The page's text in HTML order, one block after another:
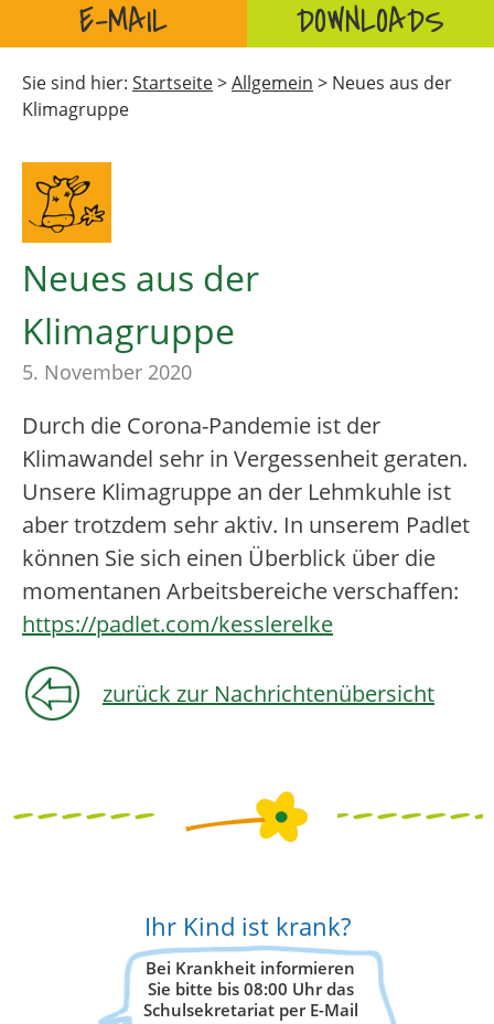
E-MAIL DOWNLOADS
Sie sind hier: Startseite>Allgemein > Neues aus der
Klimagruppe
Neues aus der
Klimagruppe
5. November 2020
Durch die Corona-Pandemie ist der
Klimawandel sehr in Vergessenheit geraten.
Unsere Klimagruppe an der Lehmkuhle ist
aber trotzdem sehr aktiv. In unserem Padlet
können Sie sich einen Überblick über die
momentanen Arbeitsbereiche verschaffen:
https://padlet.com/kesslerelke
zurück zur Nachrichtenübersicht
Ihr Kind ist krank?
Bei Krankheit informieren
Sie bitte bis 08:00 Uhr das
Schulsekretariat per E-Mail